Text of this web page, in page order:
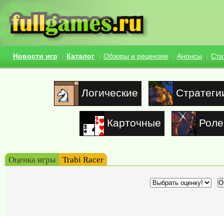
Новости игр Каталог Обзоры и рецензии Анонсы
Логические
Карточные
Оценка игры Trabi Racer